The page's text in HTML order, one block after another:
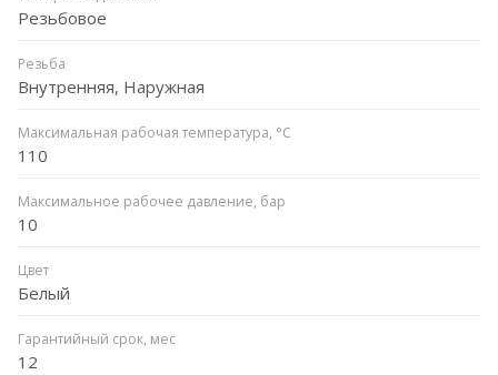
Резьбовое
Резьба
Внутренняя, Наружная
Максимальная рабочая температура, °C
110
Максимальное рабочее давление, бар
10
Цвет
Белый
Гарантийный срок, мес
12